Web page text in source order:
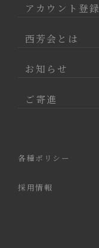
アカウント登録
西芳会とは
お知らせ
ご寄進
各種ポリシー
採用情報